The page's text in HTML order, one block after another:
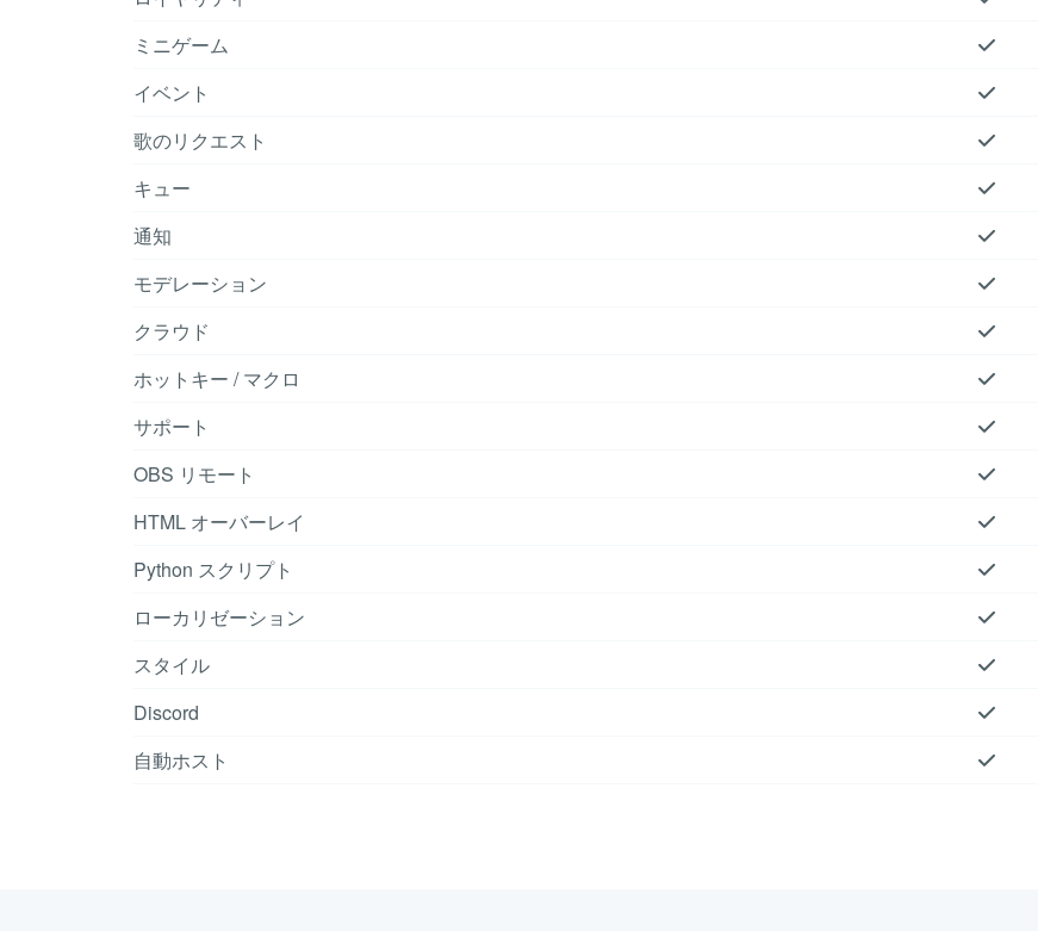
ミニゲーム
イベント
歌のリクエスト
キュー
通知
モデレーション
クラウド
ホットキー / マクロ
サポート
OBS リモート
HTML オーバーレイ
Python スクリプト
ローカリゼーション
スタイル
Discord
自動ホスト